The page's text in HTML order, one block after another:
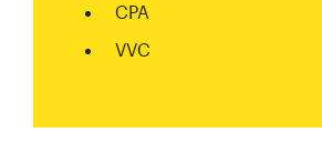
CPA
VVC